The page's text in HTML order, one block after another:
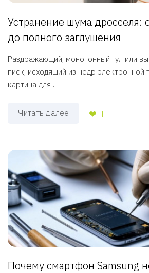
Устранение шума дросселя:
до полного заглушения
Раздражающий, монотонный гул или
писк, исходящий из недр электронной
картина для ...
Читать далее 1
Почему смартфон Samsung